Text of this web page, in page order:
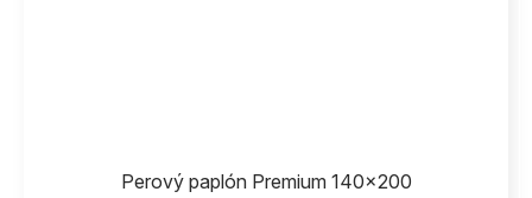
Perový paplón Premium 140x200